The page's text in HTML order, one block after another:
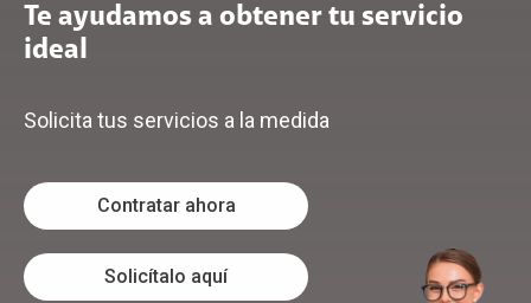
Te ayudamos a obtener tu servicio
ideal
Solicita tus servicios a la medida
Contratar ahora
Solicítalo aquí